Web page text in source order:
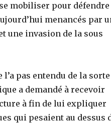
mobiliser pour
menancés par
une invasion de la sous
pas entendu de la
a demandé à recevoir
à fin de lui expliquer
qui pesaient au dessus